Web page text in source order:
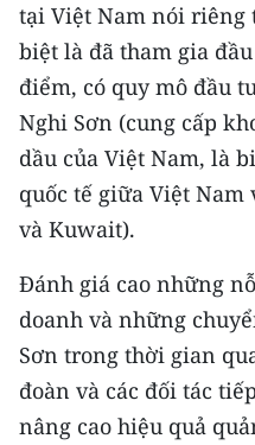
tại Việt Nam nói riêng
biệt là đã tham gia
điểm, có quy mô đầu
Nghi Sơn (cung cấp
dầu của Việt Nam, là
quốc tế giữa Việt Nam
và Kuwait).
Đánh giá cao những
doanh và những
Sơn trong thời gian
đoàn và các đối tác
nâng cao hiệu quả